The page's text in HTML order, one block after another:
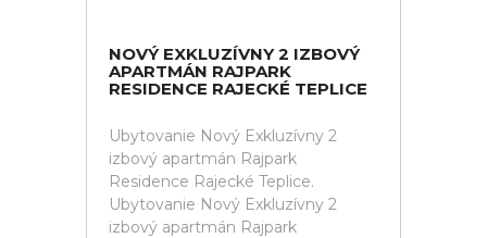
NOVÝ EXKLUZÍVNY 2 IZBOVÝ
APARTMÁN RAJPARK
RESIDENCE RAJECKÉ TEPLICE
Ubytovanie Nový Exkluzívny 2
izbový apartmán Rajpark
Residence Rajecké Teplice.
Ubytovanie Nový Exkluzívny 2
izbový apartmán Rajpark